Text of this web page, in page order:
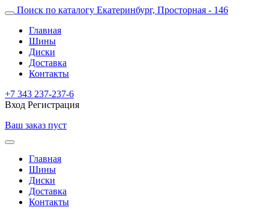
Поиск по каталогу Екатеринбург, Просторная - 146
Главная
Шины
Диски
Доставка
Контакты
+7 343 237-237-6
Вход Регистрация
Ваш заказ пуст
Главная
Шины
Диски
Доставка
Контакты